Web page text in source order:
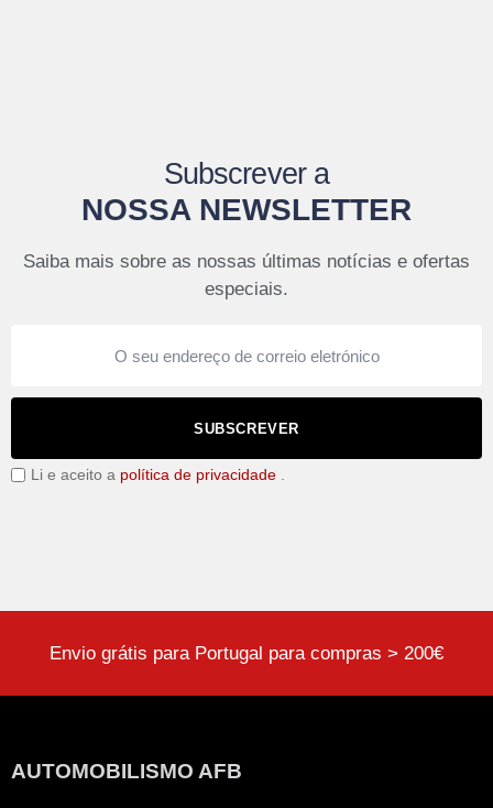
Subscrever a
NOSSA NEWSLETTER
Saiba mais sobre as nossas últimas notícias e ofertas
especiais.
SUBSCREVER
Li e aceito a política de privacidade
Envio grátis para Portugal para compras > 200€
AUTOMOBILISMO AFB